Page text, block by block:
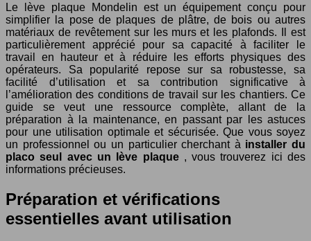
Le lève plaque Mondelin est un équipement conçu pour
simplifier la pose de plaques de plâtre, de bois ou autres
matériaux de revêtement sur les murs et les plafonds. Il est
particulièrement apprécié pour sa capacité à faciliter le
travail en hauteur et à réduire les efforts physiques des
opérateurs. Sa popularité repose sur sa robustesse, sa
facilité d’utilisation et sa contribution significative à
l’amélioration des conditions de travail sur les chantiers. Ce
guide se veut une ressource complète, allant de la
préparation à la maintenance, en passant par les astuces
pour une utilisation optimale et sécurisée. Que vous soyez
un professionnel ou un particulier cherchant à installer du
placo seul avec un lève plaque , vous trouverez ici des
informations précieuses.
Préparation et vérifications
essentielles avant utilisation